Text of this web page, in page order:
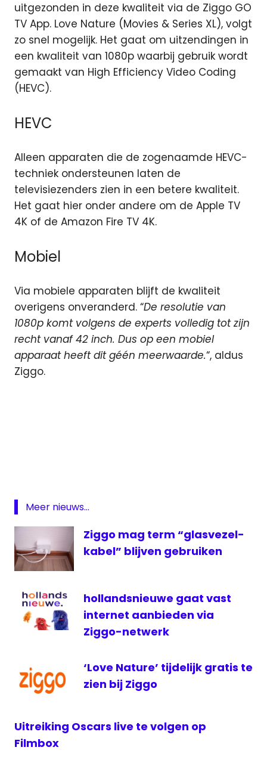
uitgezonden in deze kwaliteit via de Ziggo GO
TV App. Love Nature (Movies & Series XL), volgt
zo snel mogelijk. Het gaat om uitzendingen in
een kwaliteit van 1080p waarbij gebruik wordt
gemaakt van High Efficiency Video Coding
(HEVC).
HEVC
Alleen apparaten die de zogenaamde HEVC-
techniek ondersteunen laten de
televisiezenders zien in een betere kwaliteit.
Het gaat hier onder andere om de Apple TV
4K of de Amazon Fire TV 4K.
Mobiel
Via mobiele apparaten blijft de kwaliteit
overigens onveranderd. “De resolutie van
1080p komt volgens de experts volledig tot zijn
recht vanaf 42 inch. Dus op een mobiel
apparaat heeft dit géén meerwaarde.“, aldus
Ziggo.
Ziggo
Meer nieuws...
Ziggo mag term “glasvezel-
kabel” blijven gebruiken
hollandsnieuwe gaat vast
internet aanbieden via
Ziggo-netwerk
‘Love Nature’ tijdelijk gratis te
zien bij Ziggo
Uitreiking Oscars live te volgen op
Filmbox